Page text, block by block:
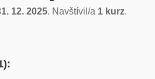
12. 2025. Navštívil/a 1 kurz.